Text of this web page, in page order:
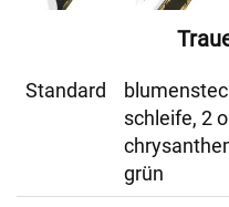
Standard
schleife, 2
grün